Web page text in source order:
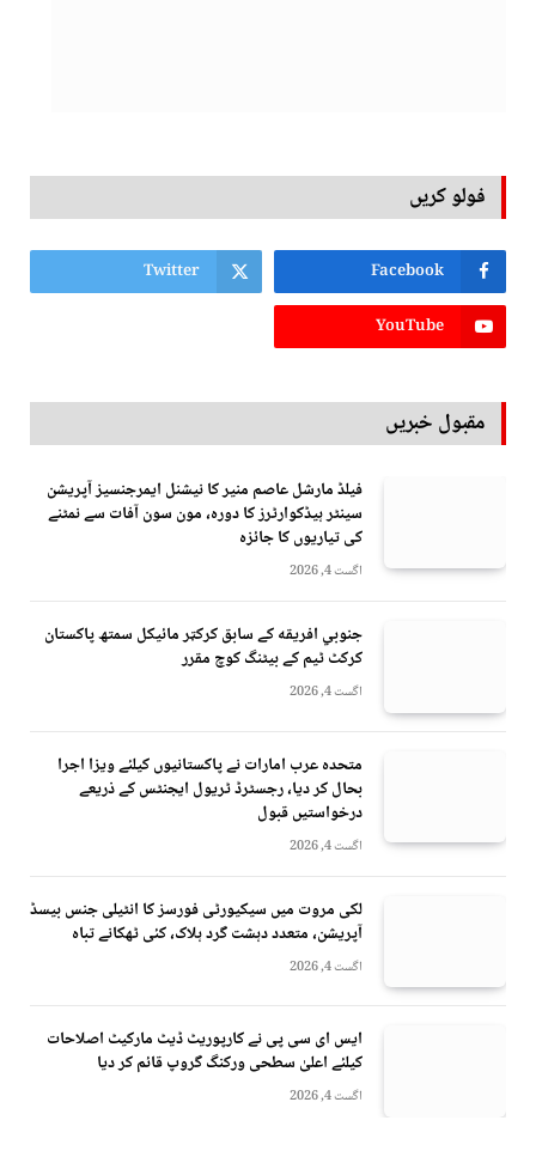
فولو کریں
Facebook
Twitter
YouTube
مقبول خبریں
فیلڈ مارشل عاصم منیر کا نیشنل ایمرجنسیز آپریشن
سینٹر ہیڈکوارٹرز کا دورہ، مون سون آفات سے نمٹنے
کی تیاریوں کا جائزہ
اگست 4, 2026
جنوبي افريقه کے سابق کرکټر مائیکل سمتھ پاکستان
کرکٹ ٹیم کے بیٹنگ کوچ مقرر
اگست 4, 2026
متحدہ عرب امارات نے پاکستانیوں کیلئے ویزا اجرا
بحال کر دیا، رجسٹرڈ ٹریول ایجنٹس کے ذریعے
درخواستیں قبول
اگست 4, 2026
لکی مروت میں سیکیورٹی فورسز کا انٹیلی جنس بیسڈ
آپریشن، متعدد دہشت گرد ہلاک، کئی ٹھکانے تباہ
اگست 4, 2026
ایس ای سی پی نے کارپوریٹ ڈیٹ مارکیٹ اصلاحات
کیلئے اعلیٰ سطحی ورکنگ گروپ قائم کر دیا
اگست 4, 2026